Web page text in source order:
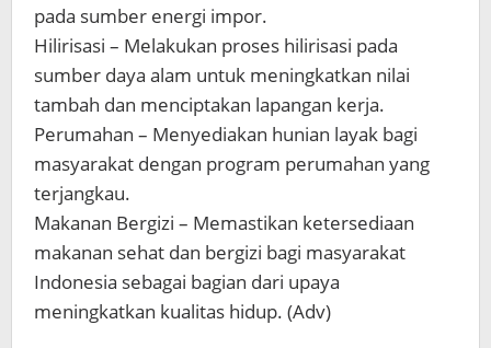
pada sumber energi impor.
Hilirisasi – Melakukan proses hilirisasi pada
sumber daya alam untuk meningkatkan nilai
tambah dan menciptakan lapangan kerja.
Perumahan – Menyediakan hunian layak bagi
masyarakat dengan program perumahan yang
terjangkau.
Makanan Bergizi – Memastikan ketersediaan
makanan sehat dan bergizi bagi masyarakat
Indonesia sebagai bagian dari upaya
meningkatkan kualitas hidup. (Adv)